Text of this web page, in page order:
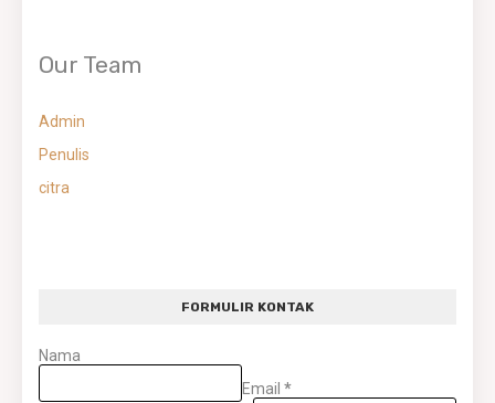
Our Team
Admin
Penulis
citra
FORMULIR KONTAK
Nama
Email *